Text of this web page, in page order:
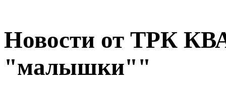
Новости от ТРК
"малышки""